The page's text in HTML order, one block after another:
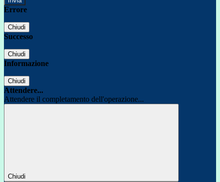
Errore
Chiudi
Successo
Chiudi
Informazione
Chiudi
Attendere...
Attendere il completamento dell'operazione...
Chiudi